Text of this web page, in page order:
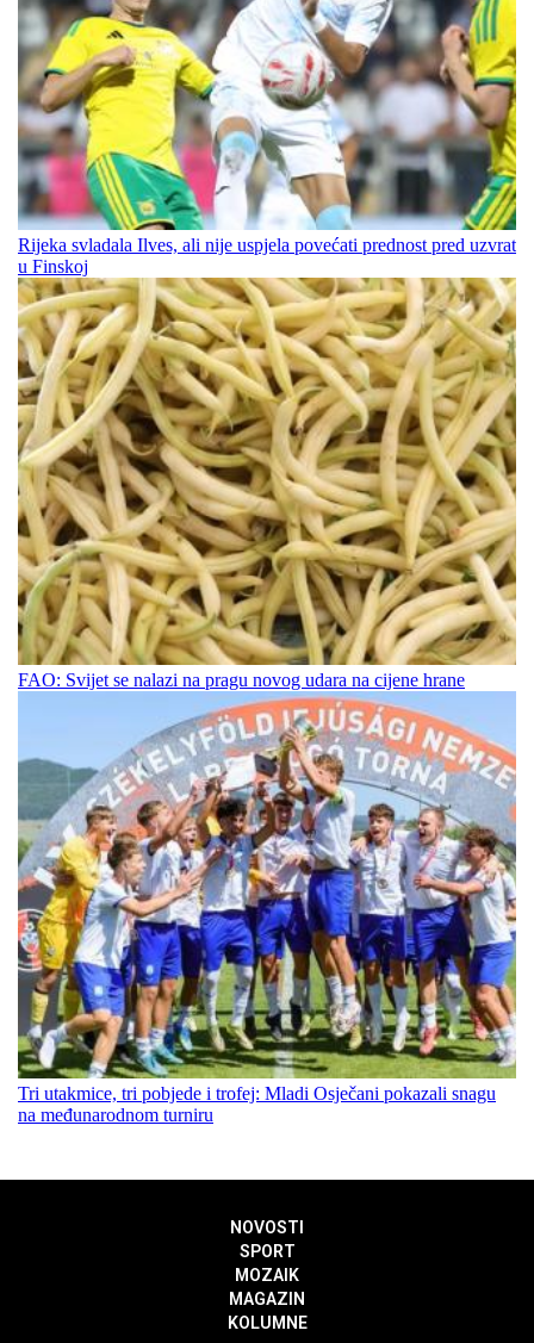
Rijeka svladala Ilves, ali nije uspjela povećati prednost pred uzvrat
u Finskoj
FAO: Svijet se nalazi na pragu novog udara na cijene hrane
Tri utakmice, tri pobjede i trofej: Mladi Osječani pokazali snagu
na međunarodnom turniru
NOVOSTI
SPORT
MOZAIK
MAGAZIN
KOLUMNE